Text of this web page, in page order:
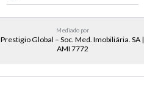
Mediado por
Prestigio Global – Soc. Med. Imobiliária. SA |
AMI 7772